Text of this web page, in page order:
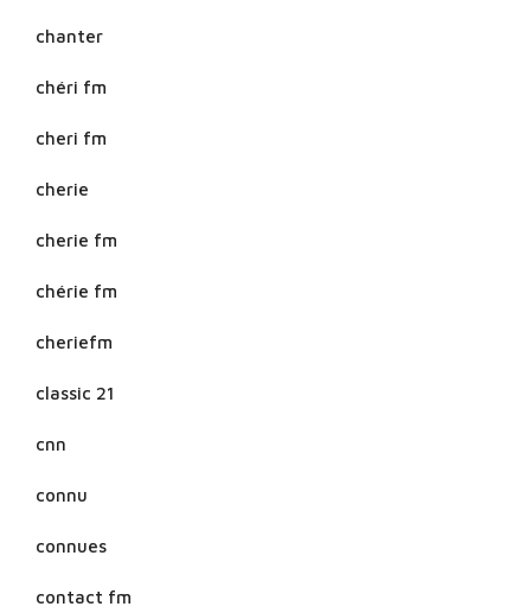
chanter
chéri fm
cheri fm
cherie
cherie fm
chérie fm
cheriefm
classic 21
cnn
connu
connues
contact fm